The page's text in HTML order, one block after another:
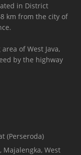
in District
km from the city of
of ​​West Java,
by the highway
(Perseroda)
West